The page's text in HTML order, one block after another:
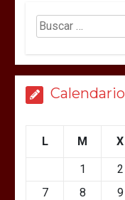
Calendario
L M X
1 2
7
8 9